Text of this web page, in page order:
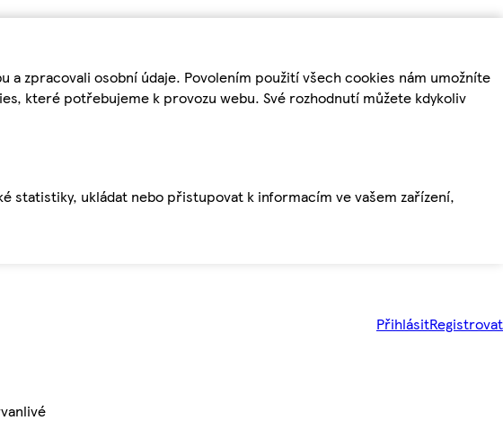
a zpracovali osobní údaje. Povolením použití všech cookies nám umožníte
které potřebujeme k provozu webu. Své rozhodnutí můžete kdykoliv
statistiky, ukládat nebo přistupovat k informacím ve vašem zařízení,
PřihlásitRegistrovat